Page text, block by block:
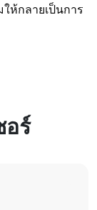
ห้กลายเป็นการ
ร์